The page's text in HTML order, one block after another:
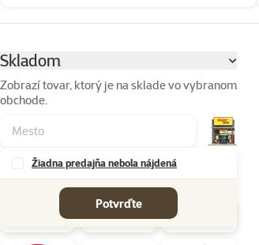
Skladom
Zobrazí tovar, ktorý je na sklade vo vybranom
obchode.
Žiadna predajňa nebola nájdená
Potvrďte